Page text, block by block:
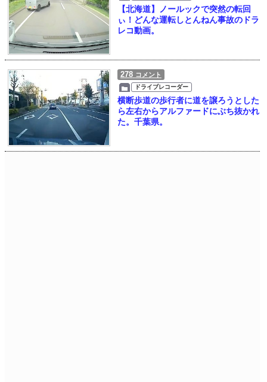
【北海道】ノールックで突然の転回
ぃ！どんな運転しとんねん事故のドラ
レコ動画。
278 コメント
ドライブレコーダー
横断歩道の歩行者に道を譲ろうとした
ら左右からアルファードにぶち抜かれ
た。千葉県。